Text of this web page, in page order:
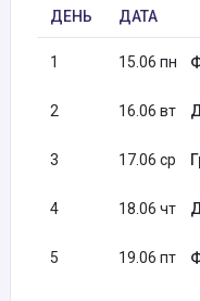
ДЕНЬ ДАТА
1 15.06 пн
2 16.06 вт
3 17.06 ср
4 18.06 чт
5 19.06 пт